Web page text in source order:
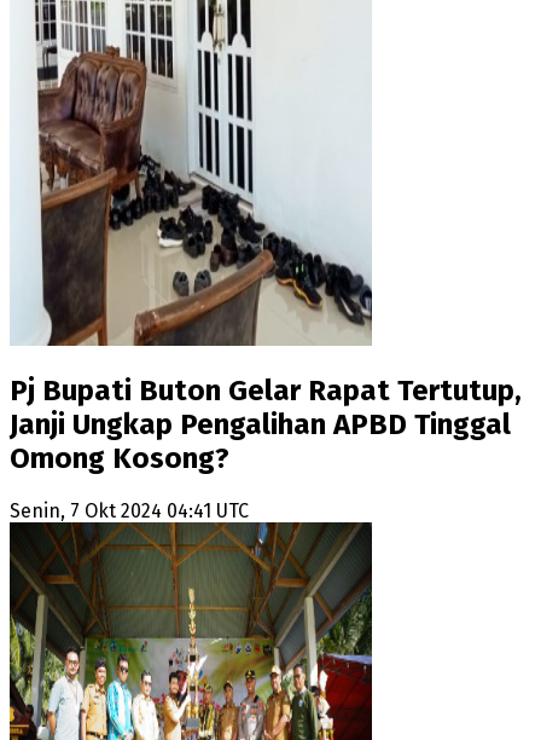
Pj Bupati Buton Gelar Rapat Tertutup,
Janji Ungkap Pengalihan APBD Tinggal
Omong Kosong?
Senin, 7 Okt 2024 04:41 UTC